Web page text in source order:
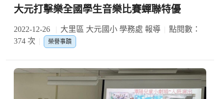
大元打擊樂全國學生音樂比賽蟬聯特優
2022-12-26 大里區 大元國小 學務處 報導
點閱數：
374 次
榮譽事蹟